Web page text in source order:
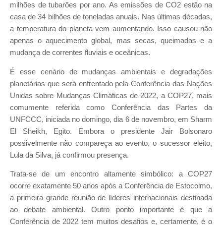
milhões de tubarões por ano. As emissões de CO2 estão na
casa de 34 bilhões de toneladas anuais. Nas últimas décadas,
a temperatura do planeta vem aumentando. Isso causou não
apenas o aquecimento global, mas secas, queimadas e a
mudança de correntes fluviais e oceânicas.
É esse cenário de mudanças ambientais e degradações
planetárias que será enfrentado pela Conferência das Nações
Unidas sobre Mudanças Climáticas de 2022, a COP27, mais
comumente referida como Conferência das Partes da
UNFCCC, iniciada no domingo, dia 6 de novembro, em Sharm
El Sheikh, Egito. Embora o presidente Jair Bolsonaro
possivelmente não compareça ao evento, o sucessor eleito,
Lula da Silva, já confirmou presença.
Trata-se de um encontro altamente simbólico: a COP27
ocorre exatamente 50 anos após a Conferência de Estocolmo,
a primeira grande reunião de líderes internacionais destinada
ao debate ambiental. Outro ponto importante é que a
Conferência de 2022 tem muitos desafios e, certamente, é o